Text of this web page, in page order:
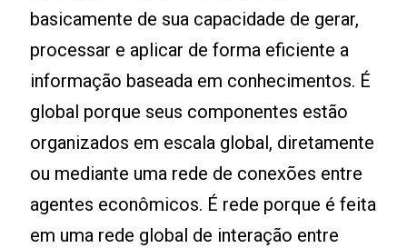
basicamente de sua capacidade de gerar,
processar e aplicar de forma eficiente a
informação baseada em conhecimentos. É
global porque seus componentes estão
organizados em escala global, diretamente
ou mediante uma rede de conexões entre
agentes econômicos. É rede porque é feita
em uma rede global de interação entre